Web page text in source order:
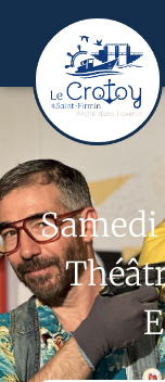
Samedi